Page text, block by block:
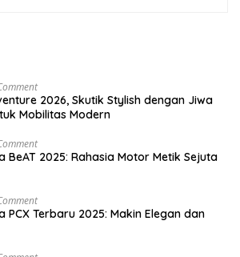
2026, Skutik Stylish dengan Jiwa
Mobilitas Modern
BeAT 2025: Rahasia Motor Metik Sejuta
PCX Terbaru 2025: Makin Elegan dan